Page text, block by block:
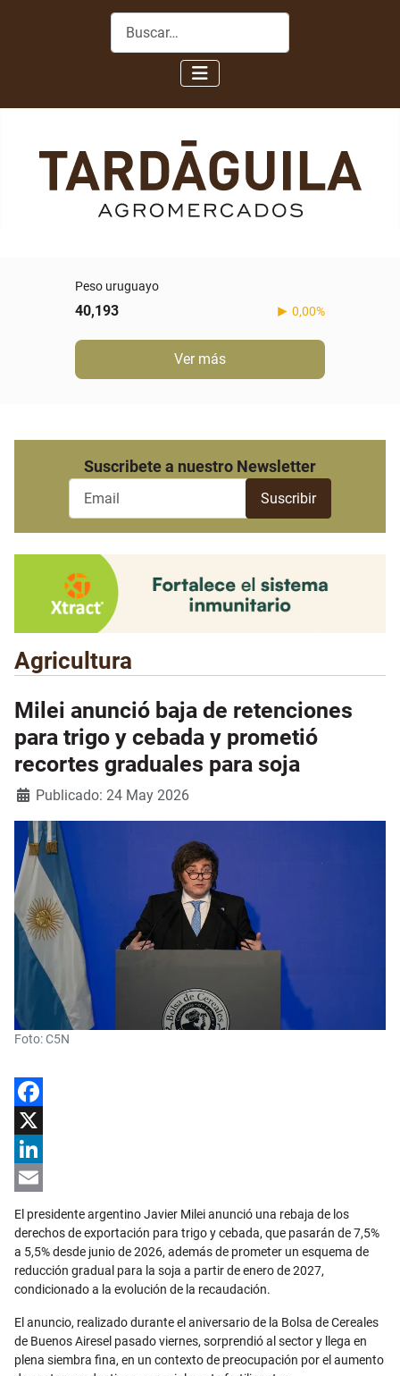
Buscar
Peso uruguayo
40,193 0,00%
Ver más
Suscribete a nuestro Newsletter
Agricultura
Milei anunció baja de retenciones
para trigo y cebada y prometió
recortes graduales para soja
Detalles
Publicado: 24 May 2026
Foto: C5N
Facebook
X
LinkedIn
Email
El presidente argentino Javier Milei anunció una rebaja de los
derechos de exportación para trigo y cebada, que pasarán de 7,5%
a 5,5% desde junio de 2026, además de prometer un esquema de
reducción gradual para la soja a partir de enero de 2027,
condicionado a la evolución de la recaudación.
El anuncio, realizado durante el aniversario de la Bolsa de Cereales
de Buenos Airesel pasado viernes, sorprendió al sector y llega en
plena siembra fina, en un contexto de preocupación por el aumento